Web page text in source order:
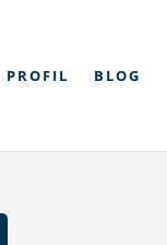
PROFIL BLOG